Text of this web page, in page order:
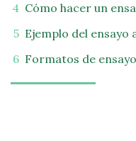
Cómo hacer un
Ejemplo del
Formatos de